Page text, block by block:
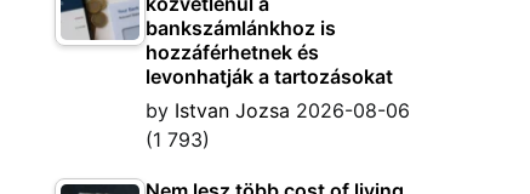
bankszámlánkhoz is
hozzáférhetnek és
levonhatják a tartozásokat
by Istvan Jozsa 2026-08-06
(1 793)